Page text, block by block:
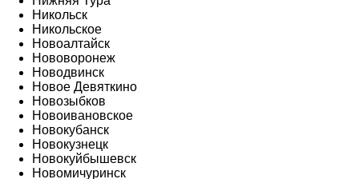
Никольск
Никольское
Новоалтайск
Нововоронеж
Новодвинск
Новое Девяткино
Новозыбков
Новоивановское
Новокубанск
Новокузнецк
Новокуйбышевск
Новомичуринск